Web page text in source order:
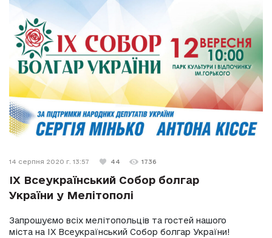
14 серпня 2020 г. 13:57 44 1736
ІХ Всеукраїнський Собор болгар
України у Мелітополі
Запрошуємо всіх мелітопольців та гостей нашого
міста на ІХ Всеукраїнський Собор болгар України!